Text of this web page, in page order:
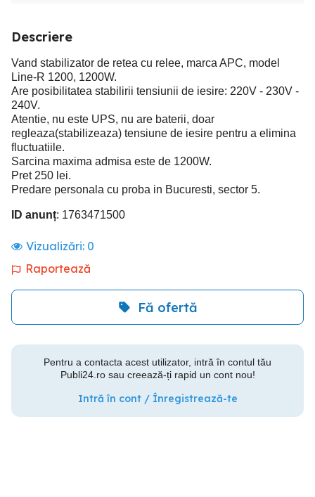
Descriere
Vand stabilizator de retea cu relee, marca APC, model
Line-R 1200, 1200W.
Are posibilitatea stabilirii tensiunii de iesire: 220V - 230V -
240V.
Atentie, nu este UPS, nu are baterii, doar
regleaza(stabilizeaza) tensiune de iesire pentru a elimina
fluctuatiile.
Sarcina maxima admisa este de 1200W.
Pret 250 lei.
Predare personala cu proba in Bucuresti, sector 5.
ID anunț: 1763471500
Vizualizări: 0
Raportează
Fă ofertă
Pentru a contacta acest utilizator, intră în contul tău
Publi24.ro sau creează-ți rapid un cont nou!
Intră în cont / Înregistrează-te